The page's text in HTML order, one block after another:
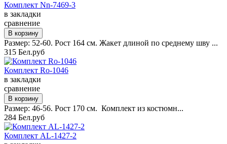
Комплект Nn-7469-3
в закладки
сравнение
Размер: 52-60. Рост 164 см. Жакет длиной по среднему шву ...
315 Бел.руб
Комплект Ro-1046
в закладки
сравнение
Размер: 46-56. Рост 170 см. Комплект из костюмн...
284 Бел.руб
Комплект AL-1427-2